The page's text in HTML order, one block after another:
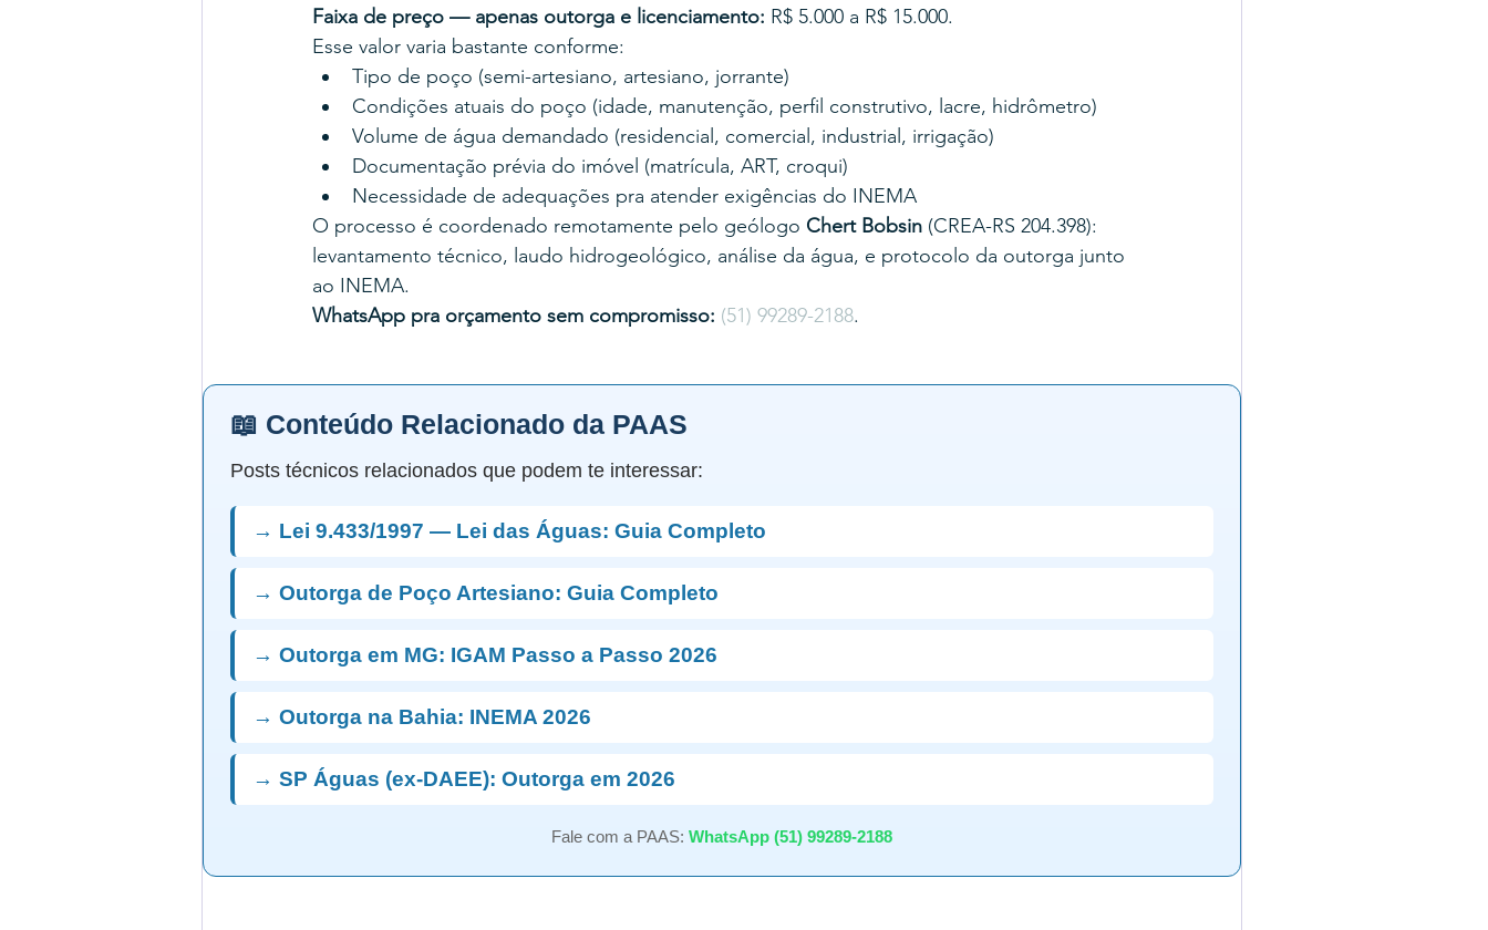
Faixa de preço — apenas outorga e licenciamento: R$ 5.000 a R$ 15.000.
Esse valor varia bastante conforme:
Tipo de poço (semi-artesiano, artesiano, jorrante)
Condições atuais do poço (idade, manutenção, perfil construtivo, lacre, hidrômetro)
Volume de água demandado (residencial, comercial, industrial, irrigação)
Documentação prévia do imóvel (matrícula, ART, croqui)
Necessidade de adequações pra atender exigências do INEMA
O processo é coordenado remotamente pelo geólogo Chert Bobsin (CREA-RS 204.398):
levantamento técnico, laudo hidrogeológico, análise da água, e protocolo da outorga junto
ao INEMA.
WhatsApp pra orçamento sem compromisso: (51) 99289-2188.
📖 Conteúdo Relacionado da PAAS
Posts técnicos relacionados que podem te interessar:
→ Lei 9.433/1997 — Lei das Águas: Guia Completo
→ Outorga de Poço Artesiano: Guia Completo
→ Outorga em MG: IGAM Passo a Passo 2026
→ Outorga na Bahia: INEMA 2026
→ SP Águas (ex-DAEE): Outorga em 2026
Fale com a PAAS: WhatsApp (51) 99289-2188